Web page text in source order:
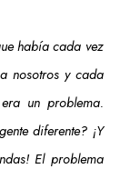
había cada vez
nosotros y cada
un problema.
diferente? ¡Y
El problema